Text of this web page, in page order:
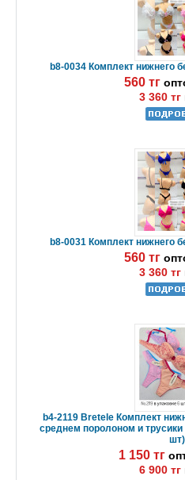
b8-0034 Комплект нижнего
560 тг
3 360 тг
b8-0031 Комплект нижнего
560 тг
3 360 тг
b4-2119 Bretele Комплект
среднем поролоном и трусики
шт)
1 150 тг
6 900 тг